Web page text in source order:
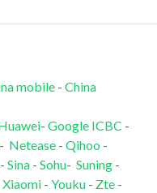
mobile- China
- Google ICBC -
Netease- Qihoo -
Sina- Sohu- Suning-
Xiaomi- Youku - Zte-